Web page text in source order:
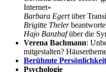
Internet»
Barbara Egertüber
Brigitte Theler
Hajo Banzhafüber die
Verena Bachmann:
mitgestalten?
Berühmte
Psychologie